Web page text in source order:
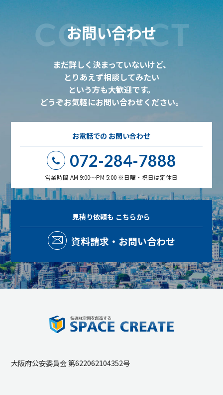
お問い合わせ
CONTACT
まだ詳しく決まっていないけど、
とりあえず相談してみたい
という方も大歓迎です。
どうぞお気軽にお問い合わせください。
お電話での お問い合わせ
072-284-7888
営業時間 AM 9:00～PM 5:00 ※日曜・祝日は定休日
見積り依頼も こちらから
資料請求・お問い合わせ
大阪府公安委員会 第622062104352号